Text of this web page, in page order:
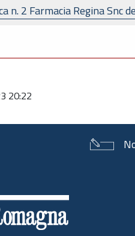
n. 2 Farmacia Regina Snc
20:22